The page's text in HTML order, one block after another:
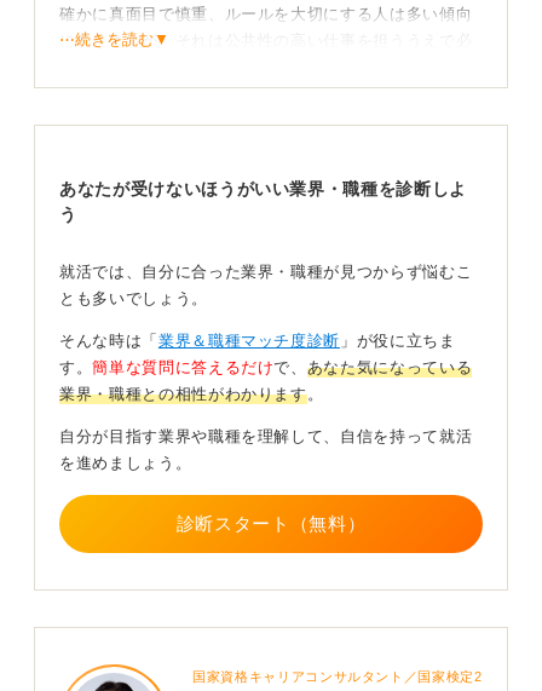
確かに真面目で慎重、ルールを大切にする人は多い傾向
にありますが、それは公共性の高い仕事を担ううえで必
国家公務員と地方公務員では傾向に差があり、国家では
専門性やスピード感を重視する人、地方では調整力や対
働き方の心地よさを軸にミスマッチを防ごう
また窓口部門と企画部門でもタイプは異なり、現場対応
が得意な人、分析や制度設計が得意な人がそれぞれ配置
されています。
ギャップを感じやすいのは、成果が即評価される環境を
強く求める人や、ルール調整を煩わしく感じる人です。
自分がどのような働き方を心地よいと感じるかを基準に
考えることが、ミスマッチ防止につながります。
0
⋯続きを読む▼
あなたが受けないほうがいい業界・職種を診断しよ
う
就活では、自分に合った業界・職種が見つからず悩むこ
とも多いでしょう。
そんな時は「 業界＆職種マッチ度診断 」が役に立ちま
す。簡単な質問に答えるだけで、 あなた気になっている
業界・職種との相性がわかります。
自分が目指す業界や職種を理解して、自信を持って就活
を進めましょう。
診断スタート（無料）
国家資格キャリアコンサルタント／国家検定2